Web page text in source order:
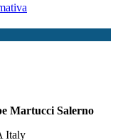
Martucci Salerno
Italy